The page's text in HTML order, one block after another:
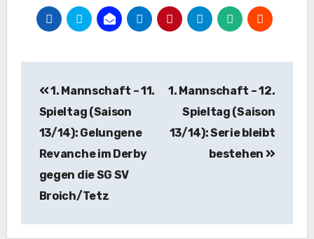
1. Mannschaft – 11.
Spieltag (Saison
13/14): Gelungene
Revanche im Derby
gegen die SG SV
Broich/Tetz
1. Mannschaft – 12.
Spieltag (Saison
13/14): Serie bleibt
bestehen